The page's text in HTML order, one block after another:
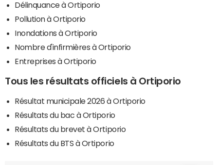
Délinquance à Ortiporio
Pollution à Ortiporio
Inondations à Ortiporio
Nombre d'infirmières à Ortiporio
Entreprises à Ortiporio
Tous les résultats officiels à Ortiporio
Résultat municipale 2026 à Ortiporio
Résultats du bac à Ortiporio
Résultats du brevet à Ortiporio
Résultats du BTS à Ortiporio